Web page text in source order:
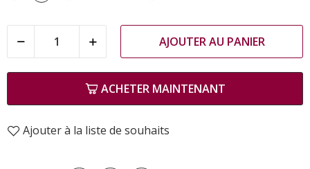
AJOUTER AU PANIER
ACHETER MAINTENANT
Ajouter à la liste de souhaits